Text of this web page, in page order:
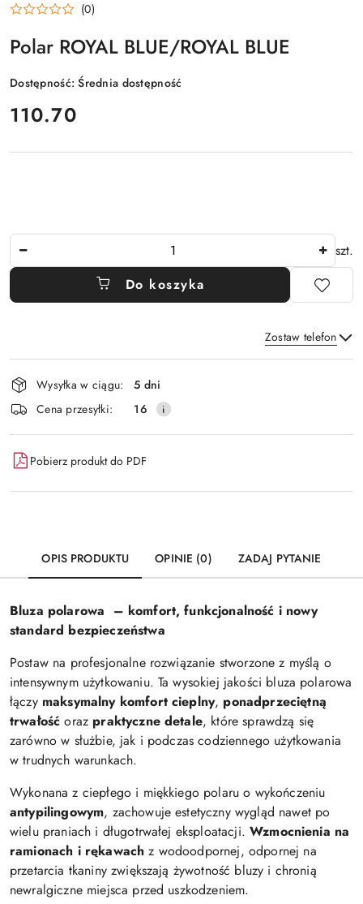
(0)
Polar ROYAL BLUE/ROYAL BLUE
Dostępność:Średnia dostępność
cena:
110.70
szt.
Do koszyka
Zostaw telefon
Wyślij
Dostępność
i
dostawa
Wysyłka w ciągu:
5 dni
Cena przesyłki:
16
Pobierz produkt do PDF
OPIS PRODUKTU OPINIE (0) ZADAJ PYTANIE
Bluza polarowa – komfort, funkcjonalność i nowy
standard bezpieczeństwa
Postaw na profesjonalne rozwiązanie stworzone z myślą o
intensywnym użytkowaniu. Ta wysokiej jakości bluza polarowa
łączy maksymalny komfort cieplny, ponadprzeciętną
trwałość oraz praktyczne detale, które sprawdzą się
zarówno w służbie, jak i podczas codziennego użytkowania
w trudnych warunkach.
Wykonana z ciepłego i miękkiego polaru o wykończeniu
antypilingowym, zachowuje estetyczny wygląd nawet po
wielu praniach i długotrwałej eksploatacji.Wzmocnienia na
ramionach i rękawach z wodoodpornej, odpornej na
przetarcia tkaniny zwiększają żywotność bluzy i chronią
newralgiczne miejsca przed uszkodzeniem.